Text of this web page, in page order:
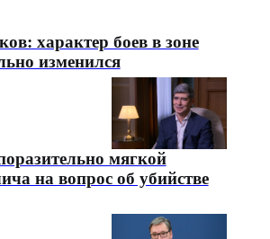
характер боев в зоне
изменился
мягкой
на вопрос об убийстве